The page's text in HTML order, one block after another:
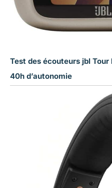
Test des écouteurs jbl
40h d’autonomie